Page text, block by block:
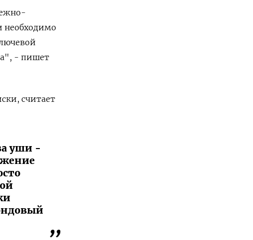
необходимо
- пишет
считает
уши -